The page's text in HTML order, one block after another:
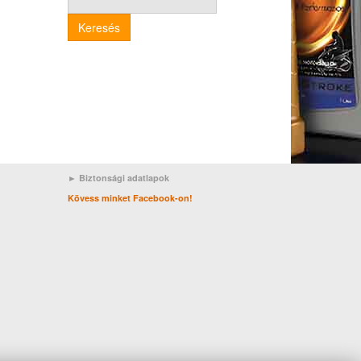
Keresés
► Biztonsági adatlapok
Kövess minket Facebook-on!